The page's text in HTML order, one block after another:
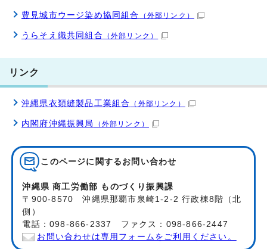
豊見城市ウージ染め協同組合 （外部リンク）
うらそえ織共同組合 （外部リンク）
リンク
沖縄県衣類縫製品工業組合 （外部リンク）
内閣府沖縄振興局 （外部リンク）
このページに関する お問い合わせ
沖縄県 商工労働部 ものづくり振興課
〒900-8570 沖縄県那覇市泉崎1-2-2 行政棟8階（北
側）
電話：098-866-2337 ファクス：098-866-2447
お問い合わせは専用フォームをご利用ください。